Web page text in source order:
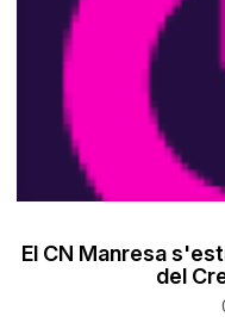
El CN Manresa
del